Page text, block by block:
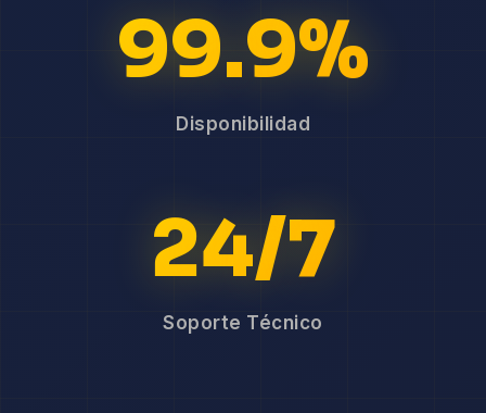
99.9%
Disponibilidad
24/7
Soporte Técnico